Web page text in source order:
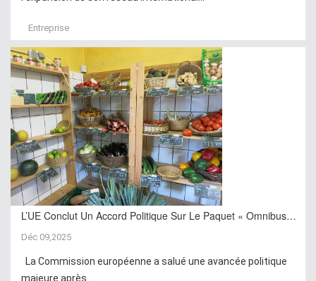
Entreprise
L’UE Conclut Un Accord Politique Sur Le Paquet « Omnibus…
Déc 09,2025
La Commission européenne a salué une avancée politique
majeure après...